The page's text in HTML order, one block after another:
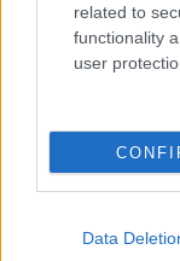
related to
functionality
user
Data
Συναγερμός
κυρίως
13:57
Καρθαγένη